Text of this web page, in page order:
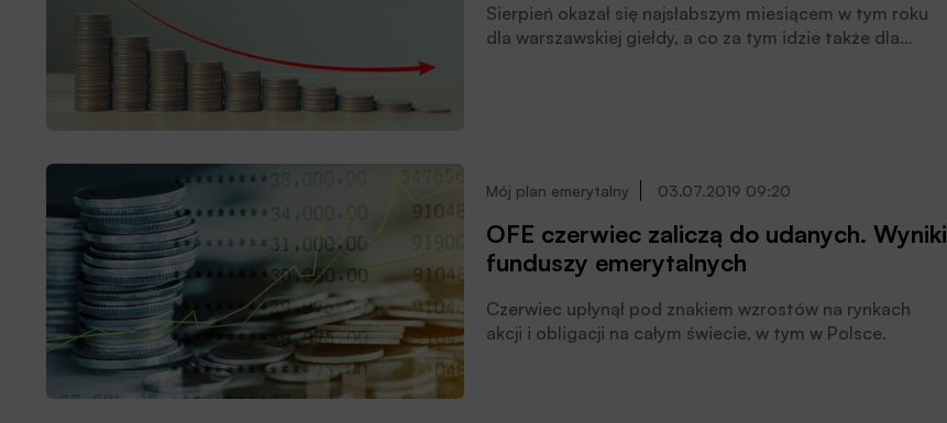
Sierpień okazał się najsłabszym miesiącem w tym roku
dla warszawskiej giełdy, a co za tym idzie także dla
Mój plan emerytalny 03.07.2019 09:20
OFE czerwiec zaliczą do udanych. Wyniki
funduszy emerytalnych
Czerwiec upłynął pod znakiem wzrostów na rynkach
akcji i obligacji na całym świecie, w tym w Polsce.